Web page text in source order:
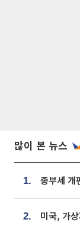
많이 본 뉴스
1.
2.